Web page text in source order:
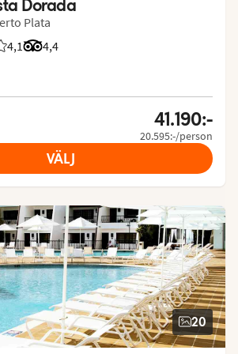
Dorada
Plata
4,1
Betyg från Vings gäster: 4.1/5
4,4
Betyg från Tripadvisor: 4.4 of 5
41.190:-
20.595:-/person
VÄLJ
20